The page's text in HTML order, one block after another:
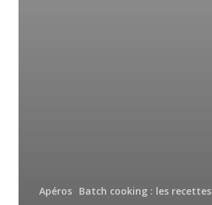
Apéros Batch cooking : les recettes